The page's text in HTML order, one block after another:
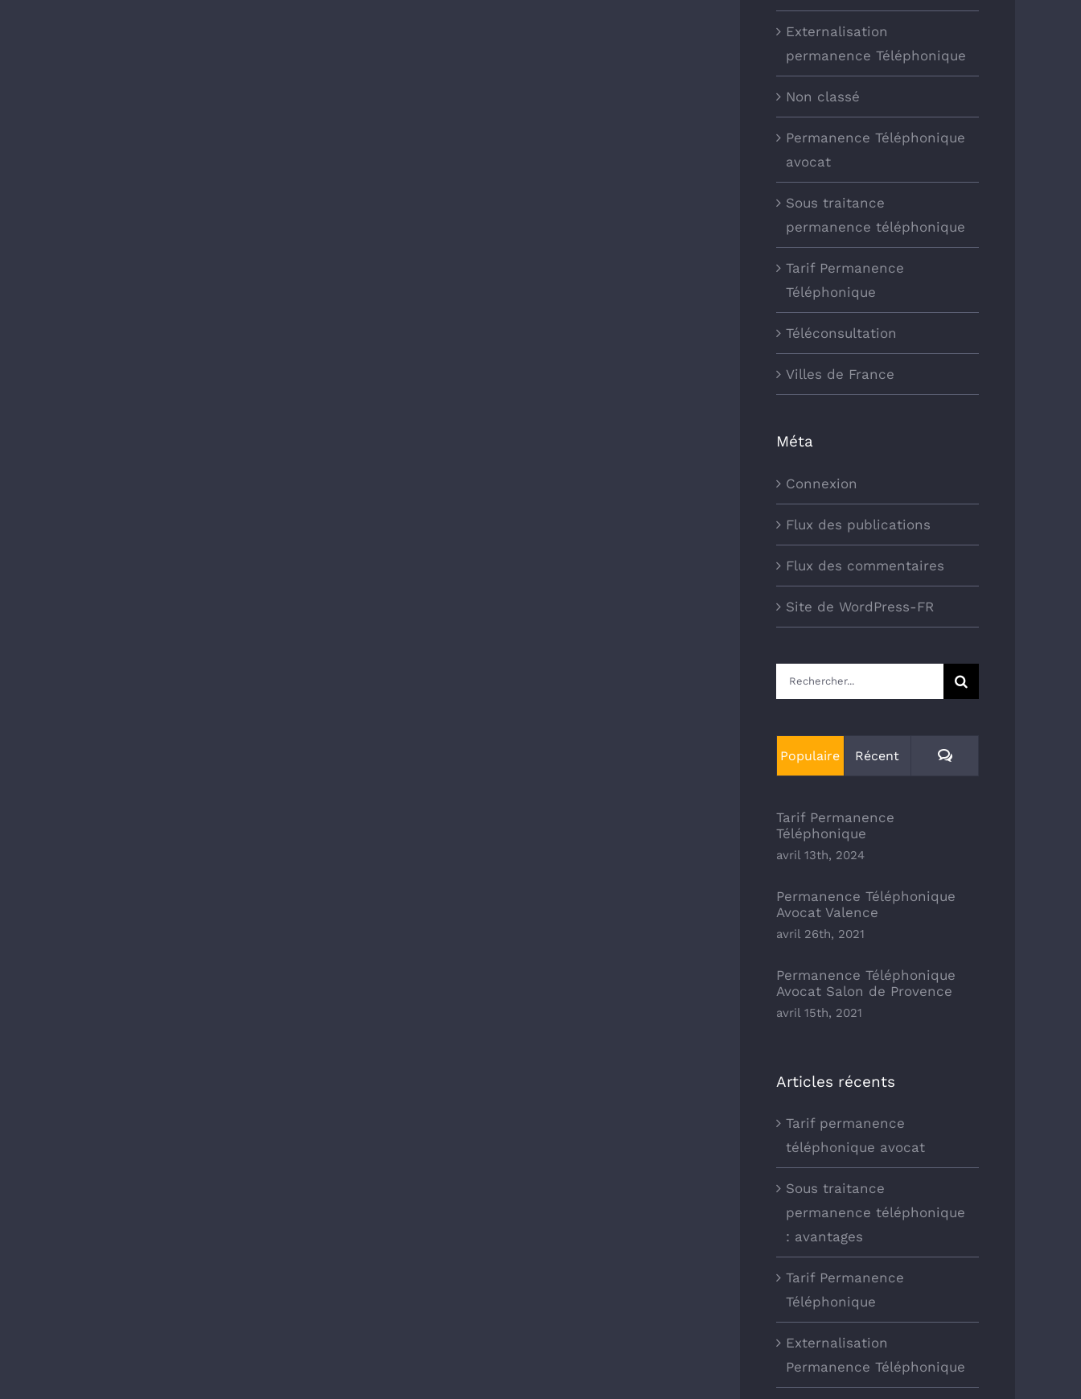
Externalisation
permanence Téléphonique
Non classé
Permanence Téléphonique
avocat
Sous traitance
permanence téléphonique
Tarif Permanence
Téléphonique
Téléconsultation
Villes de France
Méta
Connexion
Flux des publications
Flux des commentaires
Site de WordPress-FR
Rechercher:
Populaire Récent Commentaires
Tarif Permanence
Téléphonique
avril 13th, 2024
Permanence Téléphonique
Avocat Valence
avril 26th, 2021
Permanence Téléphonique
Avocat Salon de Provence
avril 15th, 2021
Articles récents
Tarif permanence
téléphonique avocat
Sous traitance
permanence téléphonique
: avantages
Tarif Permanence
Téléphonique
Externalisation
Permanence Téléphonique